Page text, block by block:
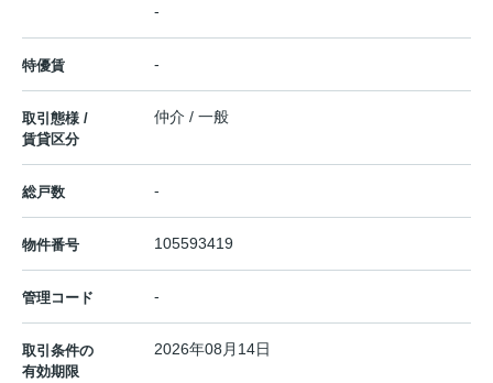
-
特優賃 -
取引態様 /
賃貸区分
仲介 / 一般
総戸数 -
物件番号 105593419
管理コード -
取引条件の
有効期限
2026年08月14日